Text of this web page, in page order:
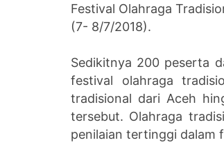
Festival Olahraga
(7- 8/7/2018).
Sedikitnya 200 peserta
festival olahraga
tradisional dari Aceh
tersebut. Olahraga
penilaian tertinggi dalam